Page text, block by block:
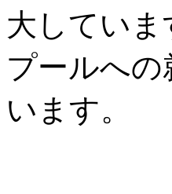
大してい
プールへ
います。